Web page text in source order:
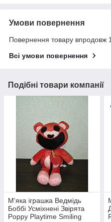
Умови повернення
Повернення товару впродовж
Всі умови повернення
Подібні товари компанії
М'яка іграшка Ведмідь
Боббі Усміхнені Звірята
Poppy Playtime Smiling